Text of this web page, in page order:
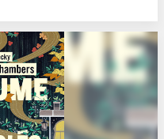
sont publiés aux éditions